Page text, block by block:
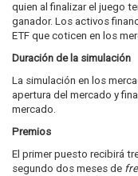
quien al finalizar el juego
ganador. Los activos
ETF que coticen en los
Duración de la simulación
La simulación en los
apertura del mercado y
mercado.
Premios
El primer puesto recibirá
segundo dos meses de